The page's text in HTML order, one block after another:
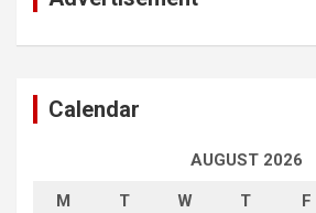
Calendar
AUGUST 2026
M T W T F